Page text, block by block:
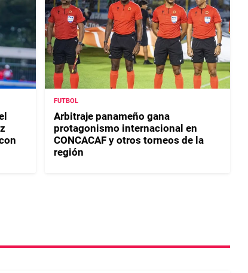
FUTBOL
Arbitraje panameño gana
protagonismo internacional en
CONCACAF y otros torneos de la
región